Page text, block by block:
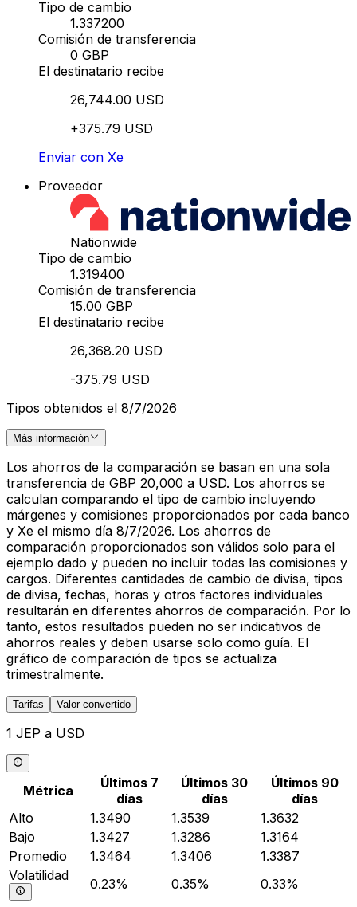
Tipo de cambio
1.337200
Comisión de transferencia
0 GBP
El destinatario recibe
26,744.00 USD
+375.79 USD
Enviar con Xe
Proveedor
Nationwide
Tipo de cambio
1.319400
Comisión de transferencia
15.00 GBP
El destinatario recibe
26,368.20 USD
-375.79 USD
Tipos obtenidos el 8/7/2026
Más información
Los ahorros de la comparación se basan en una sola
transferencia de GBP 20,000 a USD. Los ahorros se
calculan comparando el tipo de cambio incluyendo
márgenes y comisiones proporcionados por cada banco
y Xe el mismo día 8/7/2026. Los ahorros de
comparación proporcionados son válidos solo para el
ejemplo dado y pueden no incluir todas las comisiones y
cargos. Diferentes cantidades de cambio de divisa, tipos
de divisa, fechas, horas y otros factores individuales
resultarán en diferentes ahorros de comparación. Por lo
tanto, estos resultados pueden no ser indicativos de
ahorros reales y deben usarse solo como guía. El
gráfico de comparación de tipos se actualiza
trimestralmente.
Tarifas Valor convertido
1 JEP a USD
Métrica
Últimos 7
días
Últimos 30
días
Últimos 90
días
Alto
1.3490 1.3539
1.3632
Bajo
1.3427 1.3286
1.3164
Promedio
1.3464 1.3406
1.3387
Volatilidad
0.23% 0.35% 0.33%